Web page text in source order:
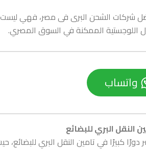
شركات الشحن البرى فى مصر، فهي
اللوجستية الممكنة في السوق المصري.
واتساب
النقل البري للبضائع
كبيرًا في تامين النقل البري